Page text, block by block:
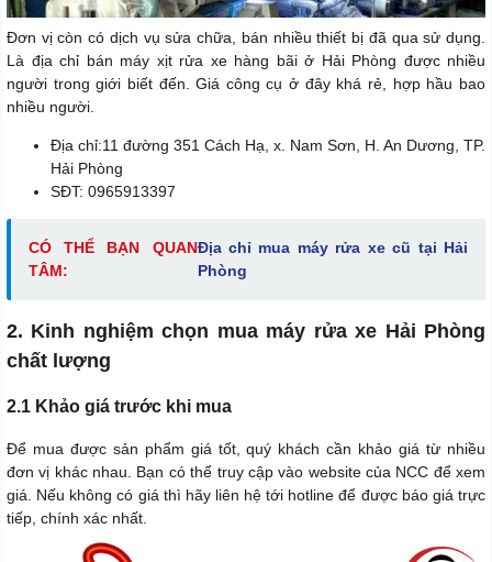
Đơn vị còn có dịch vụ sửa chữa, bán nhiều thiết bị đã qua sử dụng.
Là địa chỉ bán máy xịt rửa xe hàng bãi ở Hải Phòng được nhiều
người trong giới biết đến. Giá công cụ ở đây khá rẻ, hợp hầu bao
nhiều người.
Địa chỉ:11 đường 351 Cách Hạ, x. Nam Sơn, H. An Dương, TP.
Hải Phòng
SĐT: 0965913397
CÓ THỂ BẠN QUAN
TÂM:
Địa chỉ mua máy rửa xe cũ tại Hải
Phòng
2. Kinh nghiệm chọn mua máy rửa xe Hải Phòng
chất lượng
2.1 Khảo giá trước khi mua
Để mua được sản phẩm giá tốt, quý khách cần khảo giá từ nhiều
đơn vị khác nhau. Bạn có thể truy cập vào website của NCC để xem
giá. Nếu không có giá thì hãy liên hệ tới hotline để được báo giá trực
tiếp, chính xác nhất.